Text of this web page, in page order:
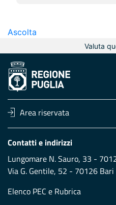
Ascolta
Valuta
Area riservata
Contatti e indirizzi
Lungomare N. Sauro, 33 -
Via G. Gentile, 52 - 70126 Bari
Elenco PEC e Rubrica